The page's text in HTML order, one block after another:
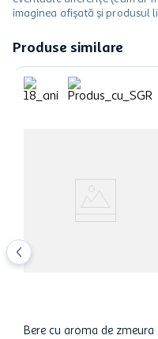
imaginea afișată și produsul
Produse similare
Bere cu aroma de zmeura